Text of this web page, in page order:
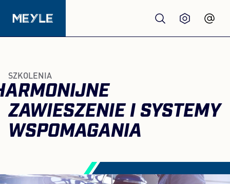
jakość
Warsztaty
Dystrybutorzy
SZKOLENIA
ZAWIESZENIE I SYSTEMY
WSPOMAGANIA